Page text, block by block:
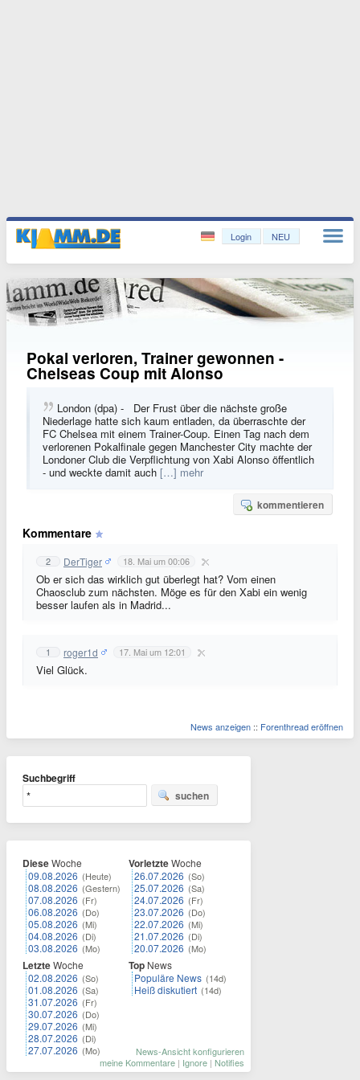
Login NEU
Pokal verloren, Trainer gewonnen -
Chelseas Coup mit Alonso
London (dpa) - Der Frust über die nächste große
Niederlage hatte sich kaum entladen, da überraschte der
FC Chelsea mit einem Trainer-Coup. Einen Tag nach dem
verlorenen Pokalfinale gegen Manchester City machte der
Londoner Club die Verpflichtung von Xabi Alonso öffentlich
- und weckte damit auch […] mehr
kommentieren
Kommentare
2 DerTiger 18. Mai um 00:06
Ob er sich das wirklich gut überlegt hat? Vom einen
Chaosclub zum nächsten. Möge es für den Xabi ein wenig
besser laufen als in Madrid...
1 roger1d 17. Mai um 12:01
Viel Glück.
News anzeigen :: Forenthread eröffnen
Suchbegriff
suchen
DieseWoche
09.08.2026 (Heute)
08.08.2026 (Gestern)
07.08.2026 (Fr)
06.08.2026 (Do)
05.08.2026 (Mi)
04.08.2026 (Di)
03.08.2026 (Mo)
LetzteWoche
02.08.2026 (So)
01.08.2026 (Sa)
31.07.2026 (Fr)
30.07.2026 (Do)
29.07.2026 (Mi)
28.07.2026 (Di)
27.07.2026 (Mo)
VorletzteWoche
26.07.2026 (So)
25.07.2026 (Sa)
24.07.2026 (Fr)
23.07.2026 (Do)
22.07.2026 (Mi)
21.07.2026 (Di)
20.07.2026 (Mo)
Top News
Populäre News (14d)
Heiß diskutiert (14d)
News-Ansicht konfigurieren
meine Kommentare | Ignore | Notifies